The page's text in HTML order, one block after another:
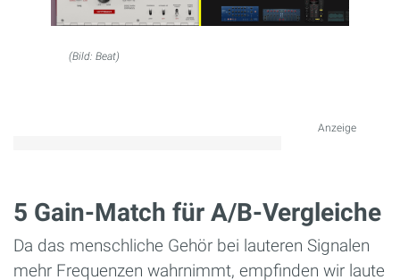
(Bild: Beat)
Anzeige
5 Gain-Match für A/B-Vergleiche
Da das menschliche Gehör bei lauteren Signalen
mehr Frequenzen wahrnimmt, empfinden wir laute